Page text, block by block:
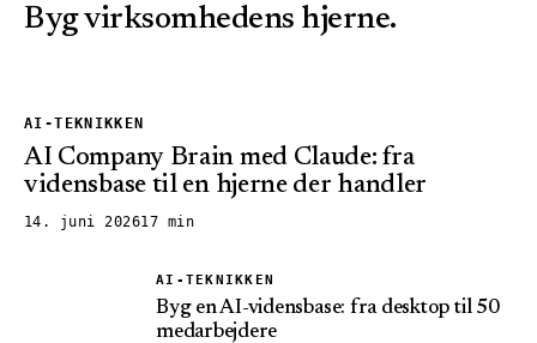
Byg virksomhedens hjerne.
AI-TEKNIKKEN
AI Company Brain med Claude: fra
vidensbase til en hjerne der handler
14. juni 202617 min
AI-TEKNIKKEN
Byg en AI-vidensbase: fra desktop til 50
medarbejdere